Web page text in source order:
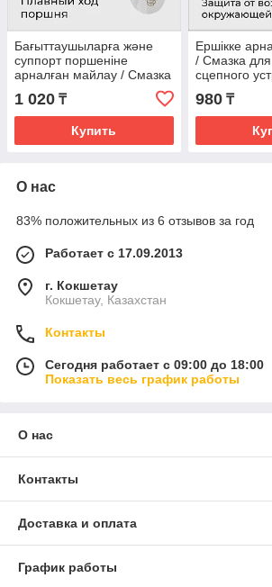
Бағыттаушыларға және
суппорт поршеніне
арналған майлау / Смазка
для направляющих и
поршня суппорта Pag
VMPAUTO
1 020 ₸
Купить
Ершікке
/ Смазка
сцепного
VMPAUTO
пакет)
980₸
О нас
83% положительных из 6 отзывов за год
Работает с 17.09.2013
г. Кокшетау
Кокшетау, Казахстан
Контакты
Сегодня работает с 09:00 до 18:00
Показать весь график работы
О нас
Контакты
Доставка и оплата
График работы